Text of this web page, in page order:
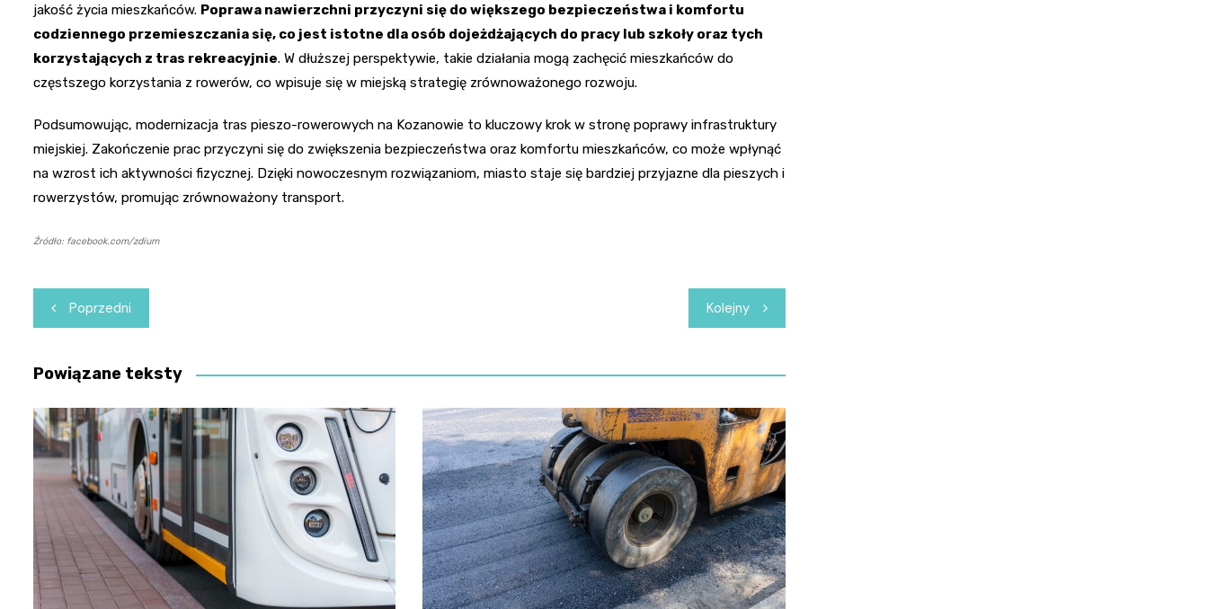
jakość życia mieszkańców. Poprawa nawierzchni przyczyni się do większego bezpieczeństwa i komfortu
codziennego przemieszczania się, co jest istotne dla osób dojeżdżających do pracy lub szkoły oraz tych
korzystających z tras rekreacyjnie. W dłuższej perspektywie, takie działania mogą zachęcić mieszkańców do
częstszego korzystania z rowerów, co wpisuje się w miejską strategię zrównoważonego rozwoju.
Podsumowując, modernizacja tras pieszo-rowerowych na Kozanowie to kluczowy krok w stronę poprawy infrastruktury
miejskiej. Zakończenie prac przyczyni się do zwiększenia bezpieczeństwa oraz komfortu mieszkańców, co może wpłynąć
na wzrost ich aktywności fizycznej. Dzięki nowoczesnym rozwiązaniom, miasto staje się bardziej przyjazne dla pieszych i
rowerzystów, promując zrównoważony transport.
Źródło: facebook.com/zdium
Nawigacja
wpisu
Poprzedni Kolejny
Powiązane teksty